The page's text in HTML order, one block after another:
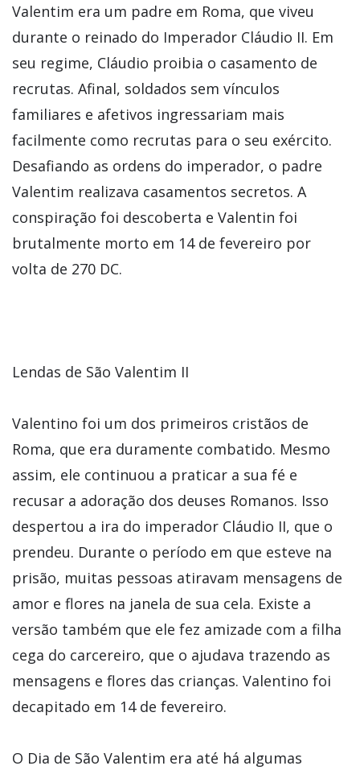
Valentim era um padre em Roma, que viveu
durante o reinado do Imperador Cláudio II. Em
seu regime, Cláudio proibia o casamento de
recrutas. Afinal, soldados sem vínculos
familiares e afetivos ingressariam mais
facilmente como recrutas para o seu exército.
Desafiando as ordens do imperador, o padre
Valentim realizava casamentos secretos. A
conspiração foi descoberta e Valentin foi
brutalmente morto em 14 de fevereiro por
volta de 270 DC.
Lendas de São Valentim II
Valentino foi um dos primeiros cristãos de
Roma, que era duramente combatido. Mesmo
assim, ele continuou a praticar a sua fé e
recusar a adoração dos deuses Romanos. Isso
despertou a ira do imperador Cláudio II, que o
prendeu. Durante o período em que esteve na
prisão, muitas pessoas atiravam mensagens de
amor e flores na janela de sua cela. Existe a
versão também que ele fez amizade com a filha
cega do carcereiro, que o ajudava trazendo as
mensagens e flores das crianças. Valentino foi
decapitado em 14 de fevereiro.
O Dia de São Valentim era até há algumas